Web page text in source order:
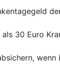
30 Euro